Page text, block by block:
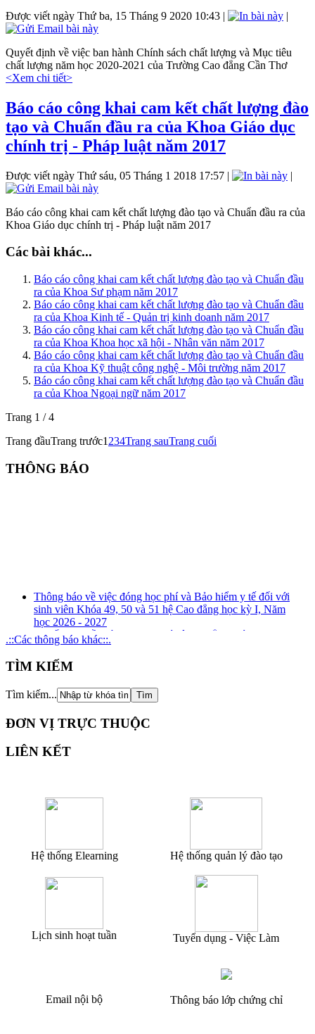
Được viết ngày Thứ ba, 15 Tháng 9 2020 10:43 | |
Quyết định về việc ban hành Chính sách chất lượng và Mục tiêu
chất lượng năm học 2020-2021 của Trường Cao đẳng Cần Thơ
<Xem chi tiết>
Báo cáo công khai cam kết chất lượng đào
tạo và Chuẩn đầu ra của Khoa Giáo dục
chính trị - Pháp luật năm 2017
Được viết ngày Thứ sáu, 05 Tháng 1 2018 17:57 | |
Báo cáo công khai cam kết chất lượng đào tạo và Chuẩn đầu ra của
Khoa Giáo dục chính trị - Pháp luật năm 2017
Các bài khác...
Báo cáo công khai cam kết chất lượng đào tạo và Chuẩn đầu
ra của Khoa Sư phạm năm 2017
Báo cáo công khai cam kết chất lượng đào tạo và Chuẩn đầu
ra của Khoa Kinh tế - Quản trị kinh doanh năm 2017
Báo cáo công khai cam kết chất lượng đào tạo và Chuẩn đầu
ra của Khoa Khoa học xã hội - Nhân văn năm 2017
Báo cáo công khai cam kết chất lượng đào tạo và Chuẩn đầu
ra của Khoa Kỹ thuật công nghệ - Môi trường năm 2017
Báo cáo công khai cam kết chất lượng đào tạo và Chuẩn đầu
ra của Khoa Ngoại ngữ năm 2017
Trang 1 / 4
Trang đầuTrang trước1 234Trang sauTrang cuối
THÔNG BÁO
Thông báo về việc đóng học phí và Bảo hiểm y tế đối với
sinh viên Khóa 49, 50 và 51 hệ Cao đẳng học kỳ I, Năm
học 2026 - 2027
Quyết định về mức thu học phí hệ cao đẳng chính quy
(ngành đào tạo nghề) năm học 2026 - 2027
Kế hoạch tuyên truyền, phổ biến, giáo dục pháp luật về
phòng, chống tham nhũng, tiêu cực năm 2026
Thông báo Kết quả xét thăng hạng chức danh nghề nghiệp
hạng II và tương đương
.::Các thông báo khác::.
TÌM KIẾM
Tìm kiếm...
ĐƠN VỊ TRỰC THUỘC
LIÊN KẾT
Hệ thống Elearning Hệ thống quản lý đào tạo
Lịch sinh hoạt tuần Tuyển dụng - Việc Làm
Email nội bộ Thông báo lớp chứng chỉ